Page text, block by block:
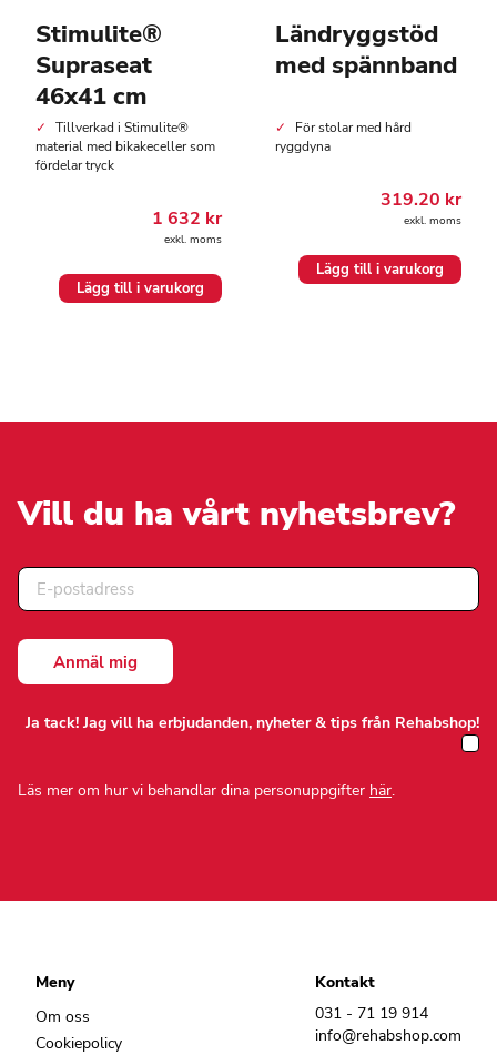
Stimulite®
Supraseat
46x41 cm
Tillverkad i Stimulite®
material med bikakeceller som
fördelar tryck
1 632 kr
exkl. moms
Lägg till i varukorg
Ländryggstöd
med spännband
För stolar med hård
ryggdyna
319.20 kr
exkl. moms
Lägg till i varukorg
Vill du ha vårt nyhetsbrev?
Ja tack! Jag vill ha erbjudanden, nyheter & tips från Rehabshop!
Läs mer om hur vi behandlar dina personuppgifter här.
Meny
Om oss
Cookiepolicy
Kontakt
031 - 71 19 914
info@rehabshop.com